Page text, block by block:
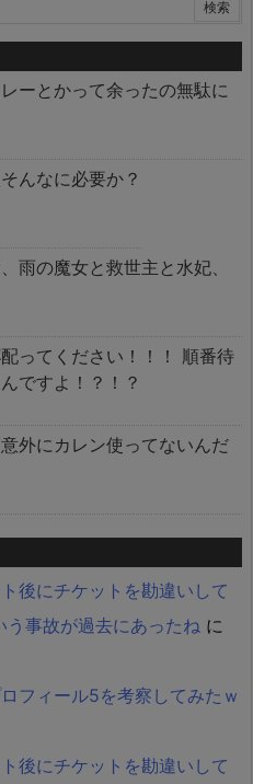
レーとかって余ったの無駄に
んなに必要か？
雨の魔女と救世主と水妃、
配ってください！！！ 順番待
ですよ！？！？
意外にカレン使ってないんだ
後にチケットを勘違いして
事故が過去にあったね に
フィール5を考察してみたｗ
後にチケットを勘違いして